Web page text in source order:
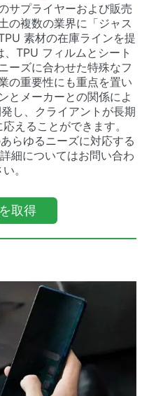
サプライヤーおよび販売
の複数の業界に「ジャス
素材の在庫ラインを提
TPU フィルムとシート
ーズに合わせた特殊なフ
の重要性にも重点を置い
とメーカーとの関係によ
し、クライアントが長期
えることができます。
らゆるニーズに対応する
細についてはお問い合わ
。
取得